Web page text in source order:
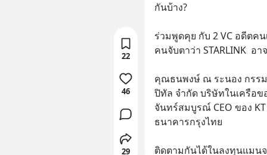
กันบ้าง?
ร่วมพูดคุย กับ 2 VC อดีตค
คนจับตาว่า STARLINK  อ
คุณธนพงษ์ ณ ระนอง กรรม
ปิทัล จำกัด บริษัทในเครือ
จันทร์สมบูรณ์ CEO ของ
ธนาคารกรุงไทย
ติดตามกันได้ในลงทุนแมนจ
22
46
29